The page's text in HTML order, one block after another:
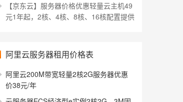
【京东云】服务器价格优惠轻量云主机49
元1年起，2核、4核、8核、16核配置提供
阿里云服务器租用价格表
阿里云200M带宽轻量2核2G服务器优惠
价38元/年